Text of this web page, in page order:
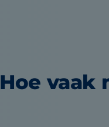
Hoe vaak